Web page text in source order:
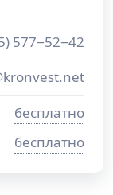
577−52−42
бесплатно
бесплатно